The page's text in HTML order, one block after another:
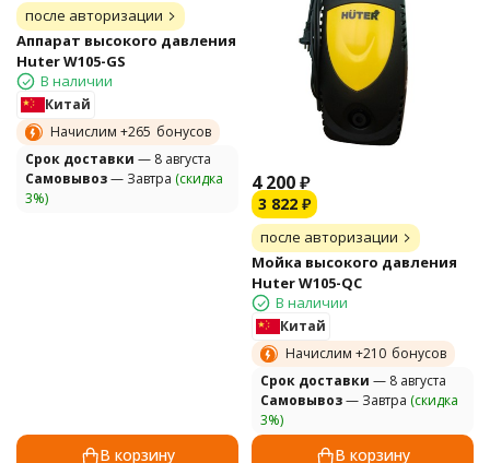
после авторизации
Аппарат высокого давления
Huter W105-GS
В наличии
Китай
Начислим +265 бонусов
Cрок доставки — 8 августа
Самовывоз— Завтра (скидка
3%)
В корзину
4 200₽
3 822 ₽
после авторизации
Мойка высокого давления
Huter W105-QC
В наличии
Китай
Начислим +210 бонусов
Cрок доставки — 8 августа
Самовывоз— Завтра (скидка
3%)
В корзину